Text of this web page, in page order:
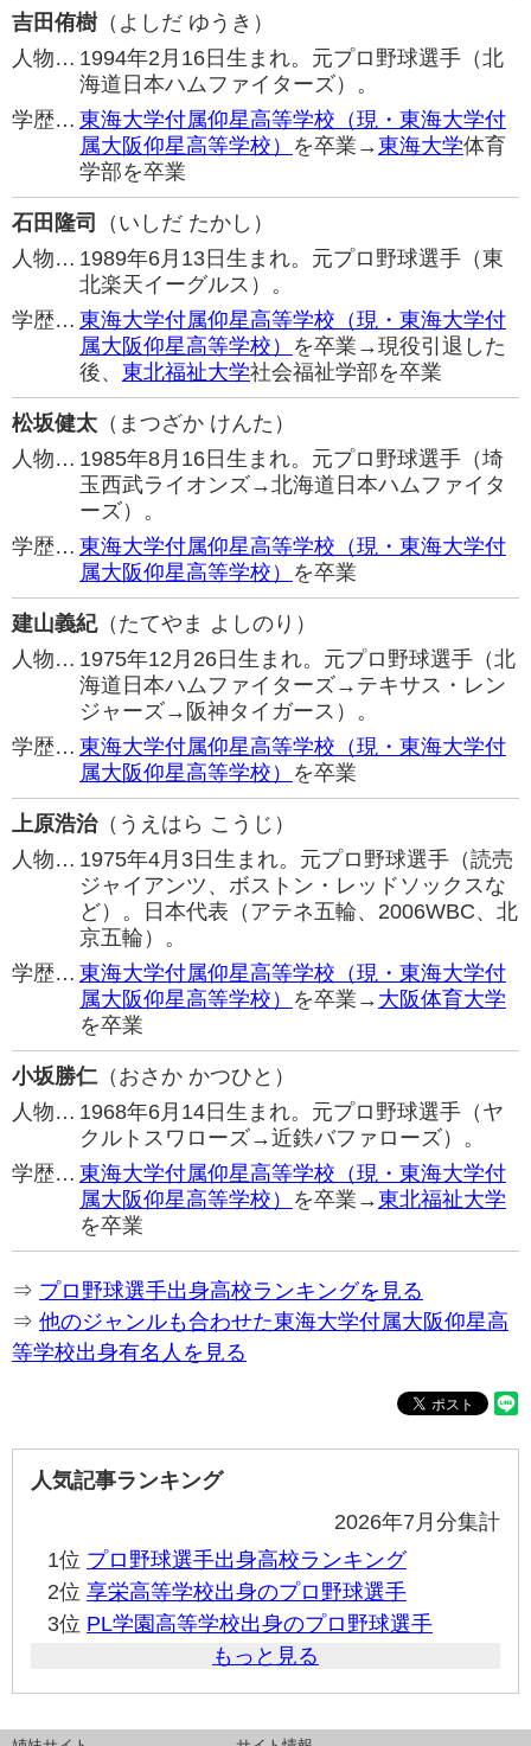
吉田侑樹（よしだ ゆうき）
人物… 1994年2月16日生まれ。元プロ野球選手（北
海道日本ハムファイターズ）。
学歴… 東海大学付属仰星高等学校（現・東海大学付
属大阪仰星高等学校） を卒業→東海大学体育
学部を卒業
石田隆司
（いしだ たかし）
人物… 1989年6月13日生まれ。元プロ野球選手（東
北楽天イーグルス）。
学歴… 東海大学付属仰星高等学校（現・東海大学付
属大阪仰星高等学校） を卒業→現役引退した
後、 東北福祉大学社会福祉学部を卒業
松坂健太 （まつざか けんた）
人物… 1985年8月16日生まれ。元プロ野球選手（埼
玉西武ライオンズ→北海道日本ハムファイタ
ーズ）。
学歴… 東海大学付属仰星高等学校（現・東海大学付
属大阪仰星高等学校） を卒業
建山義紀（たてやま よしのり）
人物… 1975年12月26日生まれ。元プロ野球選手（北
海道日本ハムファイターズ→テキサス・レン
ジャーズ→阪神タイガース）。
学歴… 東海大学付属仰星高等学校（現・東海大学付
属大阪仰星高等学校） を卒業
上原浩治（うえはら こうじ）
人物… 1975年4月3日生まれ。元プロ野球選手（読売
ジャイアンツ、ボストン・レッドソックスな
ど）。日本代表（アテネ五輪、2006WBC、北
京五輪）。
学歴… 東海大学付属仰星高等学校（現・東海大学付
属大阪仰星高等学校） を卒業→ 大阪体育大学
を卒業
小坂勝仁（おさか かつひと）
人物… 1968年6月14日生まれ。元プロ野球選手（ヤ
クルトスワローズ→近鉄バファローズ）。
学歴… 東海大学付属仰星高等学校（現・東海大学付
属大阪仰星高等学校） を卒業→東北福祉大学
を卒業
⇒ プロ野球選手出身高校ランキングを見る
⇒ 他のジャンルも合わせた東海大学付属大阪仰星高
等学校出身有名人を見る
人気記事ランキング
2026年7月分集計
1位 プロ野球選手出身高校ランキング
2位 享栄高等学校出身のプロ野球選手
3位 PL学園高等学校出身のプロ野球選手
もっと見る